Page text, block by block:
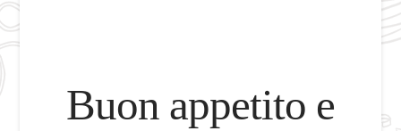
Buon appetito e